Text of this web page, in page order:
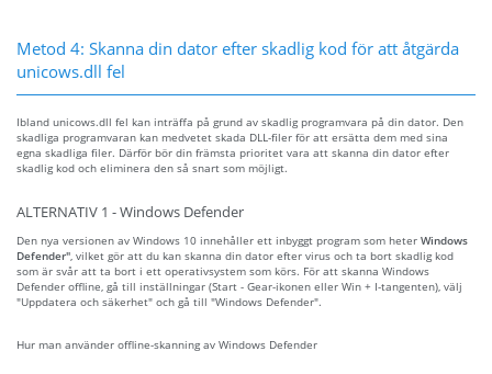
Metod 4: Skanna din dator efter skadlig kod för att åtgärda
unicows.dll fel
Ibland unicows.dll fel kan inträffa på grund av skadlig programvara på din dator. Den
skadliga programvaran kan medvetet skada DLL-filer för att ersätta dem med sina
egna skadliga filer. Därför bör din främsta prioritet vara att skanna din dator efter
skadlig kod och eliminera den så snart som möjligt.
ALTERNATIV 1 - Windows Defender
Den nya versionen av Windows 10 innehåller ett inbyggt program som heter Windows
Defender" , vilket gör att du kan skanna din dator efter virus och ta bort skadlig kod
som är svår att ta bort i ett operativsystem som körs. För att skanna Windows
Defender offline, gå till inställningar (Start - Gear-ikonen eller Win + I-tangenten), välj
"Uppdatera och säkerhet" och gå till "Windows Defender".
Hur man använder offline-skanning av Windows Defender